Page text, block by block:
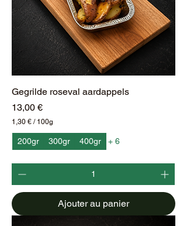
Gegrilde roseval aardappels
Prix
13,00 €
1,30 € / 100g
1
3
p
a
r
1
200gr 300gr 400gr + 6
Ajouter au panier